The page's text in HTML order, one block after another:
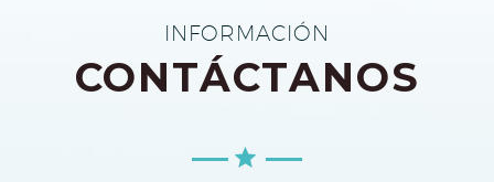
INFORMACIÓN
CONTÁCTANOS